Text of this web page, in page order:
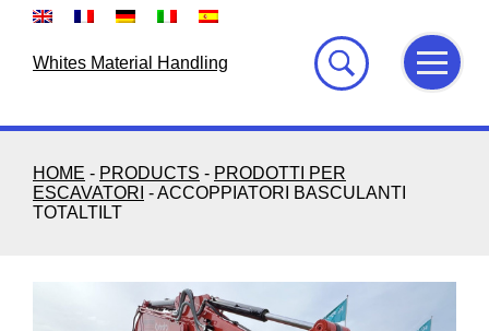
Skip
Whites Material Handling
HOME - PRODUCTS - PRODOTTI PER
ESCAVATORI -ACCOPPIATORI BASCULANTI
TOTALTILT